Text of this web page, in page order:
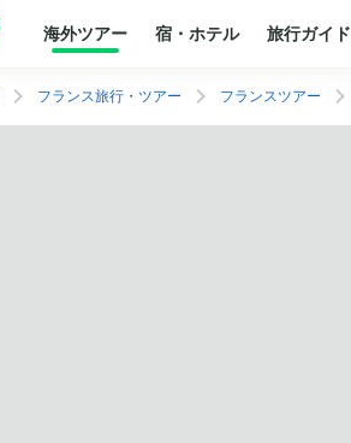
海外ツアー 宿・ホテル 旅行ガイド
フランス旅行・ツアー フランスツアー